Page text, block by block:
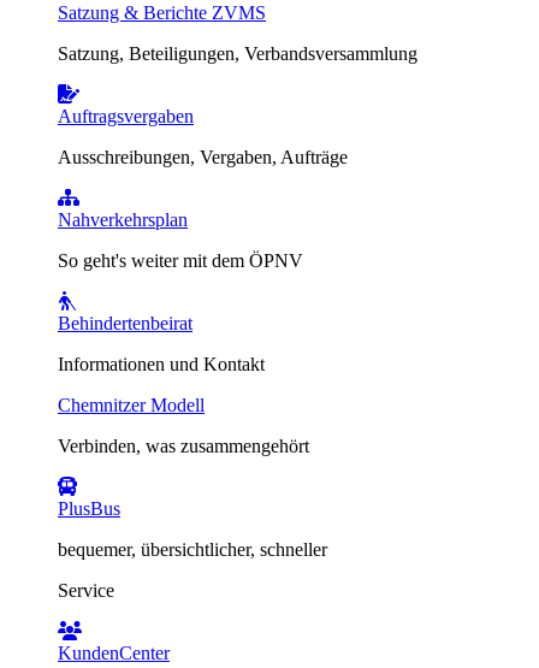
Satzung & Berichte ZVMS
Satzung, Beteiligungen, Verbandsversammlung
Auftragsvergaben
Ausschreibungen, Vergaben, Aufträge
Nahverkehrsplan
So geht's weiter mit dem ÖPNV
Behindertenbeirat
Informationen und Kontakt
Chemnitzer Modell
Verbinden, was zusammengehört
PlusBus
bequemer, übersichtlicher, schneller
Service
KundenCenter